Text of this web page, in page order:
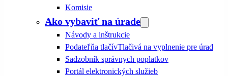
Komisie
Ako vybaviť na úrade
Návody a inštrukcie
Podateľňa tlačívTlačivá na vyplnenie pre úrad
Sadzobník správnych poplatkov
Portál elektronických služieb